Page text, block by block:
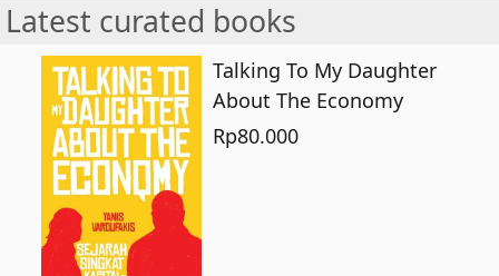
Latest curated books
Talking To My Daughter
About The Economy
Rp80.000